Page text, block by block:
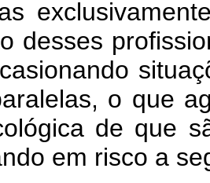
desses
o que
de que
em risco a